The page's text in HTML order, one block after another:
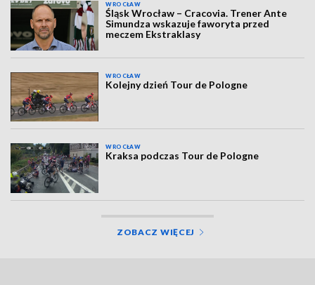
WROCŁAW
Śląsk Wrocław – Cracovia. Trener Ante
Simundza wskazuje faworyta przed
meczem Ekstraklasy
WROCŁAW
Kolejny dzień Tour de Pologne
WROCŁAW
Kraksa podczas Tour de Pologne
ZOBACZ WIĘCEJ